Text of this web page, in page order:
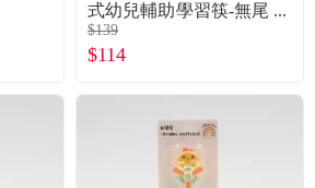
式幼兒輔助學習筷-無尾
熊
$139
$114